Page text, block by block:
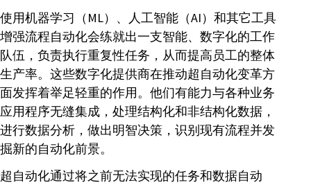
使用机器学习（ML）、人工智能（AI）和其它工具
增强流程自动化会练就出一支智能、数字化的工作
队伍，负责执行重复性任务，从而提高员工的整体
生产率。这些数字化提供商在推动超自动化变革方
面发挥着举足轻重的作用。他们有能力与各种业务
应用程序无缝集成，处理结构化和非结构化数据，
进行数据分析，做出明智决策，识别现有流程并发
掘新的自动化前景。
超自动化通过将之前无法实现的任务和数据自动